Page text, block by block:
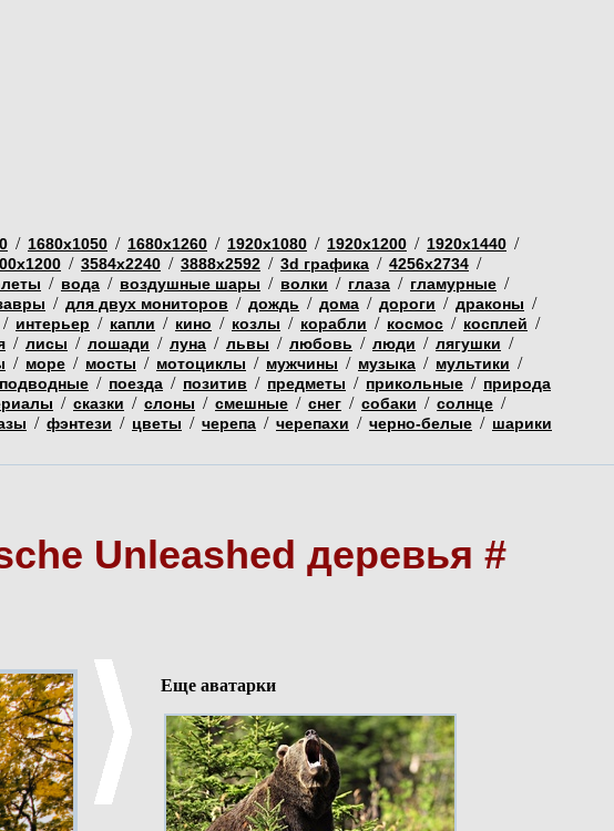
/ 1680х1050 / 1680х1260 / 1920х1080 / 1920х1200 / 1920х1440 /
/ 3584х2240 / 3888х2592 / 3d графика / 4256х2734 /
/ вода / воздушные шары / волки / глаза / гламурные /
/ для двух мониторов / дождь / дома / дороги / драконы /
/ интерьер / капли / кино / козлы / корабли / космос / косплей /
/ лисы / лошади / луна / львы / любовь / люди / лягушки /
/ море / мосты / мотоциклы / мужчины / музыка / мультики /
подводные / поезда / позитив / предметы / прикольные / природа
/ сказки / слоны / смешные / снег / собаки / солнце /
/ фэнтези / цветы / черепа / черепахи / черно-белые / шарики
Unleashed деревья #
Еще аватарки